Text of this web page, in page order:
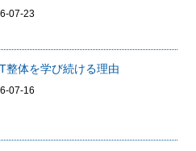
07-23
整体を学び続ける理由
07-16